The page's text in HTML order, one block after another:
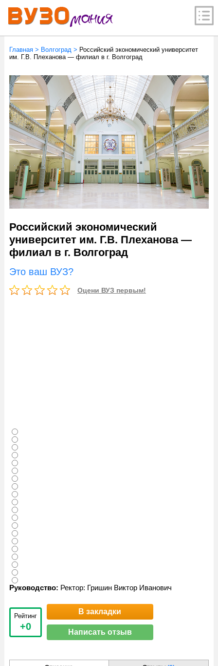
Главная> Волгоград> Российский экономический университет
им. Г.В. Плеханова — филиал в г. Волгоград
Российский экономический
университет им. Г.В. Плеханова —
филиал в г. Волгоград
Это ваш ВУЗ?
Оцени ВУЗ первым!
Руководство: Ректор: ​Гришин Виктор Иванович
Рейтинг
+0
В закладки
Написать отзыв